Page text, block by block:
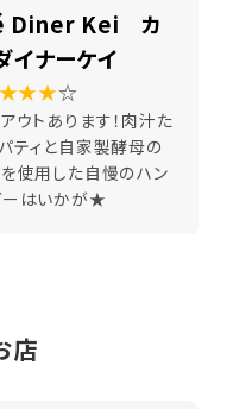
Diner Kei カ
イナーケイ
☆
ウトあります！肉汁た
ティと自家製酵母の
使用した自慢のハン
ーはいかが★
店